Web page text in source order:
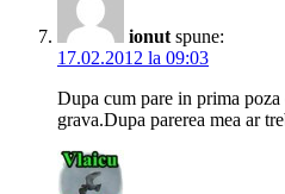
ionut spune:
17.02.2012 la 09:03
Dupa cum pare in prima
grava.Dupa parerea mea ar